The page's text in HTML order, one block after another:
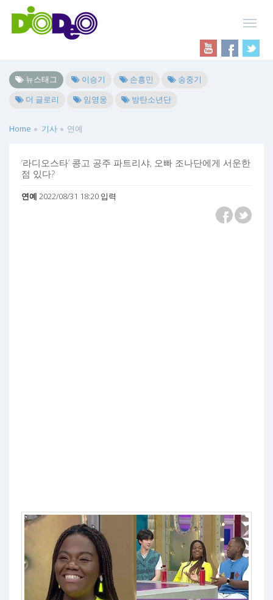
뉴스태그 이승기 손흥민
송중기
더 글로리
임영웅 방탄소년단
Home 기사 연예
‘라디오스타’ 콩고 공주 파트리샤, 오빠 조나단에게 서운한
점 있다?
연예 2022/08/31 18:20 입력